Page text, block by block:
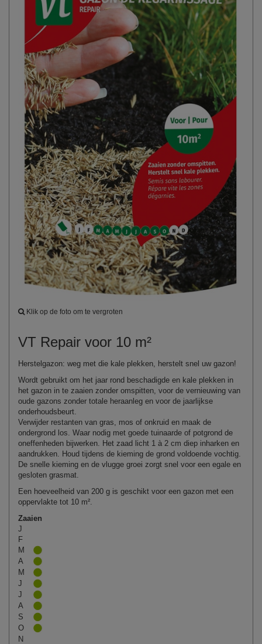
Klik op de foto om te vergroten
VT Repair voor 10 m²
Herstelgazon: weg met die kale plekken, herstelt snel uw gazon!
Wordt gebruikt om het jaar rond beschadigde en kale plekken in
het gazon in te zaaien zonder omspitten, voor de vernieuwing van
oude gazons zonder totale heraanleg en voor de jaarlijkse
onderhoudsbeurt.
Verwijder restanten van gras, mos of onkruid en maak de
ondergrond los. Waar nodig met goede tuinaarde of potgrond de
oneffenheden bijwerken. Het zaad licht 1 à 2 cm diep inharken en
aandrukken. Houd tijdens de kieming de grond voldoende vochtig.
De snelle kieming en de vlugge groei zorgt snel voor een egale en
gesloten grasmat.
Een hoeveelheid van 200 g is geschikt voor een gazon met een
oppervlakte tot 10 m².
Zaaien
J
F
M
A
M
J
J
A
S
O
N